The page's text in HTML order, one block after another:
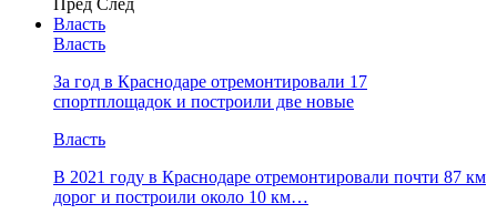
Пред След
Власть
Власть
За год в Краснодаре отремонтировали 17
спортплощадок и построили две новые
Власть
В 2021 году в Краснодаре отремонтировали почти 87 км
дорог и построили около 10 км…